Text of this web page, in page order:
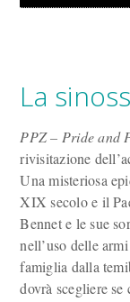
La
PPZ – Pride and
rivisitazione
Una misteriosa
XIX secolo e il
Bennet e le sue
nell’uso delle
famiglia dalla
dovrà scegliere